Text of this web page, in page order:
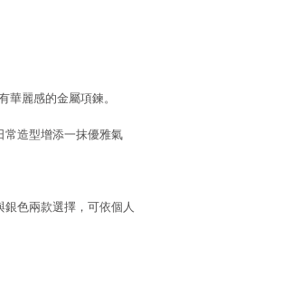
麗感的金屬項鍊。
造型增添一抹優雅氣
色兩款選擇，可依個人